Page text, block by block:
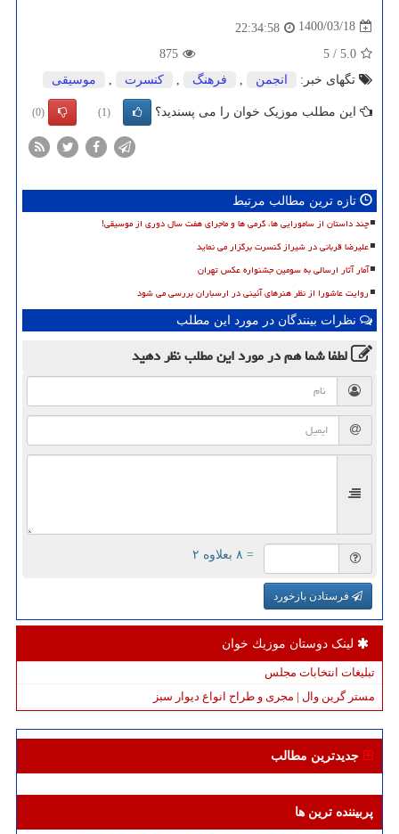
1400/03/18
22:34:58
5.0
/
5
875
تگهای خبر:
انجمن فرهنگ كنسرت موسیقی
این مطلب موزیک خوان را می پسندید؟ (1)
(0)
تازه ترین مطالب مرتبط
چند داستان از سامورایی ها، گرمی ها و ماجرای هفت سال دوری از موسیقی!
علیرضا قربانی در شیراز کنسرت برگزار می نماید
آمار آثار ارسالی به سومین جشنواره عکس تهران
روایت عاشورا از نظر هنرهای آئینی در ارسباران بررسی می شود
نظرات بینندگان در مورد این مطلب
لطفا شما همدر مورد این مطلبنظر دهید
= ۸ بعلاوه ۲
فرستادن بازخورد
لینک دوستان موزیك خوان
تبلیغات انتخابات مجلس
مستر گرین وال | مجری و طراح انواع دیوار سبز
جدیدترین مطالب
پربیننده ترین ها